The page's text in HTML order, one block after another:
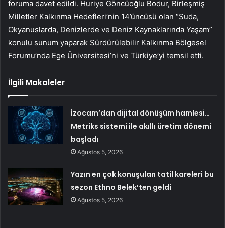
foruma davet edildi. Huriye Göncüoğlu Bodur, Birleşmiş
Milletler Kalkınma Hedefleri’nin 14’üncüsü olan “Suda,
Okyanuslarda, Denizlerde ve Deniz Kaynaklarında Yaşam”
konulu sunum yaparak Sürdürülebilir Kalkınma Bölgesel
Forumu’nda Ege Üniversitesi’ni ve Türkiye’yi temsil etti.
İlgili Makaleler
İzocam’dan dijital dönüşüm hamlesi…
Metriks sistemi ile akıllı üretim dönemi
başladı
Ağustos 5, 2026
Yazın en çok konuşulan tatil kareleri bu
sezon Ethno Belek’ten geldi
Ağustos 5, 2026